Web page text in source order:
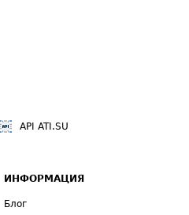
API ATI.SU
ИНФОРМАЦИЯ
Блог